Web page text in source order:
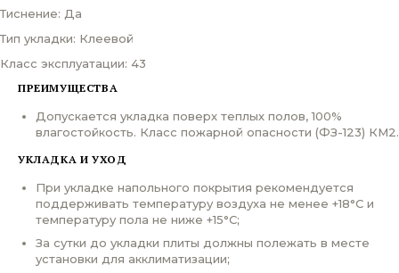
Тиснение: Да
Тип укладки: Клеевой
Класс эксплуатации: 43
ПРЕИМУЩЕСТВА
Допускается укладка поверх теплых полов, 100%
влагостойкость. Класс пожарной опасности (ФЗ-123) КМ2.
УКЛАДКА И УХОД
При укладке напольного покрытия рекомендуется
поддерживать температуру воздуха не менее +18°С и
температуру пола не ниже +15°С;
За сутки до укладки плиты должны полежать в месте
установки для акклиматизации;